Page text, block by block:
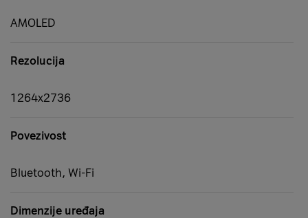
AMOLED
Rezolucija
1264x2736
Povezivost
Bluetooth, Wi-Fi
Dimenzije uređaja